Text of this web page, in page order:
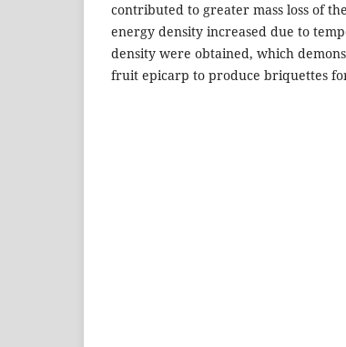
contributed to greater mass loss of
energy density increased due to
density were obtained, which
fruit epicarp to produce briquettes